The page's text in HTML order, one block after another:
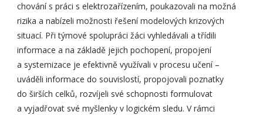
chování s práci s elektrozařízením, poukazovali na možná
rizika a nabízeli možnosti řešení modelových krizových
situací. Při týmové spolupráci žáci vyhledávali a třídili
informace a na základě jejich pochopení, propojení
a systemizace je efektivně využívali v procesu učení –
uváděli informace do souvislostí, propojovali poznatky
do širších celků, rozvíjeli své schopnosti formulovat
a vyjadřovat své myšlenky v logickém sledu. V rámci